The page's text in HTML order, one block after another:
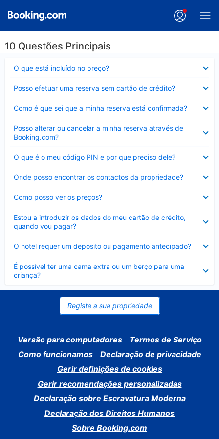
10 Questões Principais
O que está incluído no preço?
fechado
Posso efetuar uma reserva sem cartão de crédito?
fechado
Como é que sei que a minha reserva está confirmada?
fechado
Posso alterar ou cancelar a minha reserva através de
Booking.com?
fechado
O que é o meu código PIN e por que preciso dele?
fechado
Onde posso encontrar os contactos da propriedade?
fechado
Como posso ver os preços?
fechado
Estou a introduzir os dados do meu cartão de crédito,
quando vou pagar?
fechado
O hotel requer um depósito ou pagamento antecipado?
fechado
É possível ter uma cama extra ou um berço para uma
criança?
Elemento
fechado
Registe a sua propriedade
Versão para computadores
Termos de Serviço
Como funcionamos
Declaração de privacidade
Gerir definições de cookies
Gerir recomendações personalizadas
Declaração sobre Escravatura Moderna
Declaração dos Direitos Humanos
Sobre Booking.com